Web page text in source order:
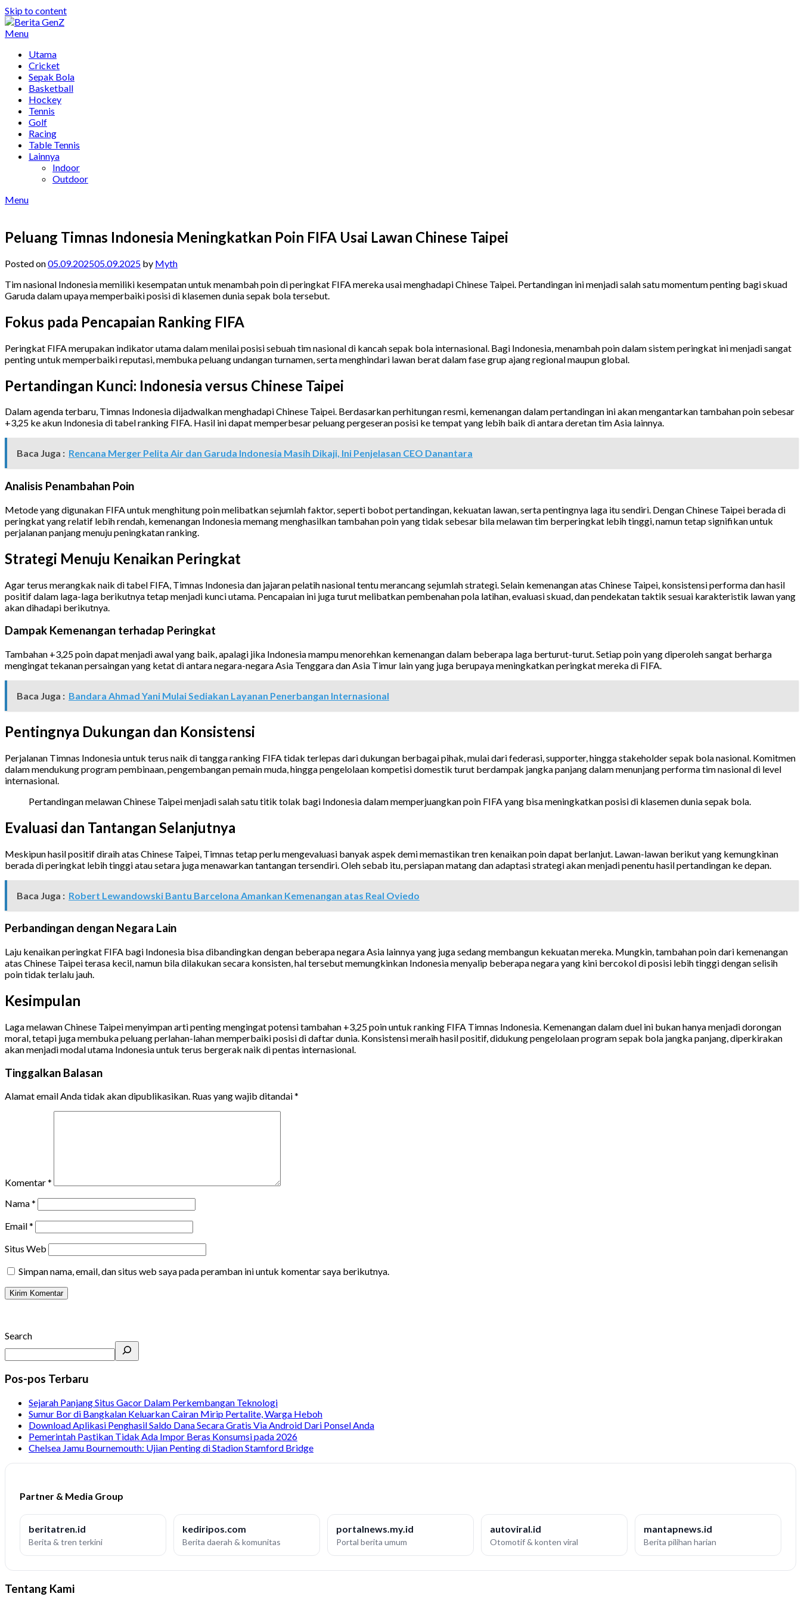
Skip to content
Menu
Utama
Cricket
Sepak Bola
Basketball
Hockey
Tennis
Golf
Racing
Table Tennis
Lainnya
Indoor
Outdoor
Menu
Peluang Timnas Indonesia Meningkatkan Poin FIFA Usai Lawan Chinese Taipei
Posted on05.09.202505.09.2025 by Myth
Tim nasional Indonesia memiliki kesempatan untuk menambah poin di peringkat FIFA mereka usai menghadapi Chinese Taipei. Pertandingan ini menjadi salah satu momentum penting bagi skuad
Garuda dalam upaya memperbaiki posisi di klasemen dunia sepak bola tersebut.
Fokus pada Pencapaian Ranking FIFA
Peringkat FIFA merupakan indikator utama dalam menilai posisi sebuah tim nasional di kancah sepak bola internasional. Bagi Indonesia, menambah poin dalam sistem peringkat ini menjadi sangat
penting untuk memperbaiki reputasi, membuka peluang undangan turnamen, serta menghindari lawan berat dalam fase grup ajang regional maupun global.
Pertandingan Kunci: Indonesia versus Chinese Taipei
Dalam agenda terbaru, Timnas Indonesia dijadwalkan menghadapi Chinese Taipei. Berdasarkan perhitungan resmi, kemenangan dalam pertandingan ini akan mengantarkan tambahan poin sebesar
+3,25 ke akun Indonesia di tabel ranking FIFA. Hasil ini dapat memperbesar peluang pergeseran posisi ke tempat yang lebih baik di antara deretan tim Asia lainnya.
Baca Juga : Rencana Merger Pelita Air dan Garuda Indonesia Masih Dikaji, Ini Penjelasan CEO Danantara
Analisis Penambahan Poin
Metode yang digunakan FIFA untuk menghitung poin melibatkan sejumlah faktor, seperti bobot pertandingan, kekuatan lawan, serta pentingnya laga itu sendiri. Dengan Chinese Taipei berada di
peringkat yang relatif lebih rendah, kemenangan Indonesia memang menghasilkan tambahan poin yang tidak sebesar bila melawan tim berperingkat lebih tinggi, namun tetap signifikan untuk
perjalanan panjang menuju peningkatan ranking.
Strategi Menuju Kenaikan Peringkat
Agar terus merangkak naik di tabel FIFA, Timnas Indonesia dan jajaran pelatih nasional tentu merancang sejumlah strategi. Selain kemenangan atas Chinese Taipei, konsistensi performa dan hasil
positif dalam laga-laga berikutnya tetap menjadi kunci utama. Pencapaian ini juga turut melibatkan pembenahan pola latihan, evaluasi skuad, dan pendekatan taktik sesuai karakteristik lawan yang
akan dihadapi berikutnya.
Dampak Kemenangan terhadap Peringkat
Tambahan +3,25 poin dapat menjadi awal yang baik, apalagi jika Indonesia mampu menorehkan kemenangan dalam beberapa laga berturut-turut. Setiap poin yang diperoleh sangat berharga
mengingat tekanan persaingan yang ketat di antara negara-negara Asia Tenggara dan Asia Timur lain yang juga berupaya meningkatkan peringkat mereka di FIFA.
Baca Juga : Bandara Ahmad Yani Mulai Sediakan Layanan Penerbangan Internasional
Pentingnya Dukungan dan Konsistensi
Perjalanan Timnas Indonesia untuk terus naik di tangga ranking FIFA tidak terlepas dari dukungan berbagai pihak, mulai dari federasi, supporter, hingga stakeholder sepak bola nasional. Komitmen
dalam mendukung program pembinaan, pengembangan pemain muda, hingga pengelolaan kompetisi domestik turut berdampak jangka panjang dalam menunjang performa tim nasional di level
internasional.
Pertandingan melawan Chinese Taipei menjadi salah satu titik tolak bagi Indonesia dalam memperjuangkan poin FIFA yang bisa meningkatkan posisi di klasemen dunia sepak bola.
Evaluasi dan Tantangan Selanjutnya
Meskipun hasil positif diraih atas Chinese Taipei, Timnas tetap perlu mengevaluasi banyak aspek demi memastikan tren kenaikan poin dapat berlanjut. Lawan-lawan berikut yang kemungkinan
berada di peringkat lebih tinggi atau setara juga menawarkan tantangan tersendiri. Oleh sebab itu, persiapan matang dan adaptasi strategi akan menjadi penentu hasil pertandingan ke depan.
Baca Juga : Robert Lewandowski Bantu Barcelona Amankan Kemenangan atas Real Oviedo
Perbandingan dengan Negara Lain
Laju kenaikan peringkat FIFA bagi Indonesia bisa dibandingkan dengan beberapa negara Asia lainnya yang juga sedang membangun kekuatan mereka. Mungkin, tambahan poin dari kemenangan
atas Chinese Taipei terasa kecil, namun bila dilakukan secara konsisten, hal tersebut memungkinkan Indonesia menyalip beberapa negara yang kini bercokol di posisi lebih tinggi dengan selisih
poin tidak terlalu jauh.
Kesimpulan
Laga melawan Chinese Taipei menyimpan arti penting mengingat potensi tambahan +3,25 poin untuk ranking FIFA Timnas Indonesia. Kemenangan dalam duel ini bukan hanya menjadi dorongan
moral, tetapi juga membuka peluang perlahan-lahan memperbaiki posisi di daftar dunia. Konsistensi meraih hasil positif, didukung pengelolaan program sepak bola jangka panjang, diperkirakan
akan menjadi modal utama Indonesia untuk terus bergerak naik di pentas internasional.
Tinggalkan Balasan
Alamat email Anda tidak akan dipublikasikan. Ruas yang wajib ditandai*
Komentar*
Nama*
Email*
Situs Web
Simpan nama, email, dan situs web saya pada peramban ini untuk komentar saya berikutnya.
Search
Pos-pos Terbaru
Sejarah Panjang Situs Gacor Dalam Perkembangan Teknologi
Sumur Bor di Bangkalan Keluarkan Cairan Mirip Pertalite, Warga Heboh
Download Aplikasi Penghasil Saldo Dana Secara Gratis Via Android Dari Ponsel Anda
Pemerintah Pastikan Tidak Ada Impor Beras Konsumsi pada 2026
Chelsea Jamu Bournemouth: Ujian Penting di Stadion Stamford Bridge
Partner & Media Group
beritatren.id
Berita & tren terkini
kediripos.com
Berita daerah & komunitas
portalnews.my.id
Portal berita umum
autoviral.id
Otomotif & konten viral
mantapnews.id
Berita pilihan harian
Tentang Kami